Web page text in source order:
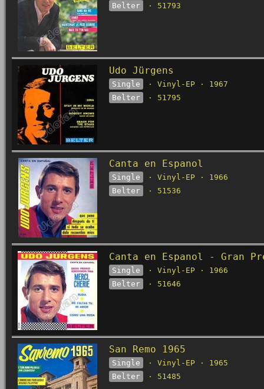
Belter
· 51793
Udo Jürgens
Single
· Vinyl-EP · 1967
Belter
· 51795
Canta en Espanol
Single
· Vinyl-EP · 1966
Belter
· 51536
Canta en Espanol - Gran
Single
· Vinyl-EP · 1966
Belter
· 51646
San Remo 1965
Single
· Vinyl-EP · 1965
Belter
· 51485